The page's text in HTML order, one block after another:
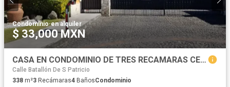
Condominio·en alquiler
$ 33,000 MXN
CASA EN CONDOMINIO DE TRES RECAMARAS CERCA DE TOWN SQUARE PROVIDENCIA
Calle Batallón De S Patricio
338 m²3 Recámaras4 BañosCondominio